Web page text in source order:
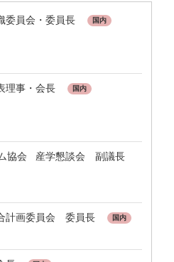
委員会・委員長 国内
理事・会長 国内
ム協会 産学懇談会 副議長
計画委員会 委員長 国内